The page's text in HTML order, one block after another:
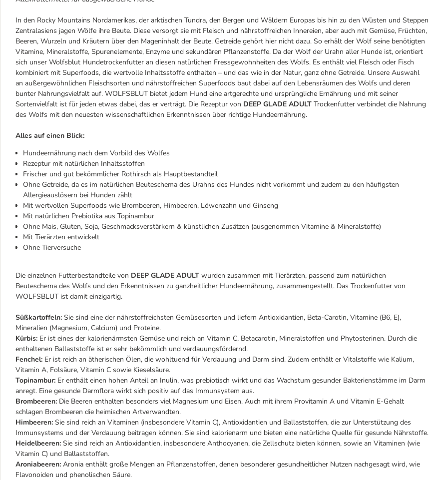
In den Rocky Mountains Nordamerikas, der arktischen Tundra, den Bergen und Wäldern Europas bis hin zu den Wüsten und Steppen
Zentralasiens jagen Wölfe ihre Beute. Diese versorgt sie mit Fleisch und nährstoffreichen Innereien, aber auch mit Gemüse, Früchten,
Beeren, Wurzeln und Kräutern über den Mageninhalt der Beute. Getreide gehört hier nicht dazu. So erhält der Wolf seine benötigten
Vitamine, Mineralstoffe, Spurenelemente, Enzyme und sekundären Pflanzenstoffe. Da der Wolf der Urahn aller Hunde ist, orientiert
sich unser Wolfsblut Hundetrockenfutter an diesen natürlichen Fressgewohnheiten des Wolfs. Es enthält viel Fleisch oder Fisch
kombiniert mit Superfoods, die wertvolle Inhaltsstoffe enthalten – und das wie in der Natur, ganz ohne Getreide. Unsere Auswahl
an außergewöhnlichen Fleischsorten und nährstoffreichen Superfoods baut dabei auf den Lebensräumen des Wolfs und deren
bunter Nahrungsvielfalt auf. WOLFSBLUT bietet jedem Hund eine artgerechte und ursprüngliche Ernährung und mit seiner
Sortenvielfalt ist für jeden etwas dabei, das er verträgt. Die Rezeptur von DEEP GLADE ADULT Trockenfutter verbindet die Nahrung
des Wolfs mit den neuesten wissenschaftlichen Erkenntnissen über richtige Hundeernährung.
Alles auf einen Blick:
Hundeernährung nach dem Vorbild des Wolfes
Rezeptur mit natürlichen Inhaltsstoffen
Frischer und gut bekömmlicher Rothirsch als Hauptbestandteil
Ohne Getreide, da es im natürlichen Beuteschema des Urahns des Hundes nicht vorkommt und zudem zu den häufigsten
Allergieauslösern bei Hunden zählt
Mit wertvollen Superfoods wie Brombeeren, Himbeeren, Löwenzahn und Ginseng
Mit natürlichen Prebiotika aus Topinambur
Ohne Mais, Gluten, Soja, Geschmacksverstärkern & künstlichen Zusätzen (ausgenommen Vitamine & Mineralstoffe)
Mit Tierärzten entwickelt
Ohne Tierversuche
Die einzelnen Futterbestandteile von DEEP GLADE ADULT wurden zusammen mit Tierärzten, passend zum natürlichen
Beuteschema des Wolfs und den Erkenntnissen zu ganzheitlicher Hundeernährung, zusammengestellt. Das Trockenfutter von
WOLFSBLUT ist damit einzigartig.
Süßkartoffeln: Sie sind eine der nährstoffreichsten Gemüsesorten und liefern Antioxidantien, Beta-Carotin, Vitamine (B6, E),
Mineralien (Magnesium, Calcium) und Proteine.
Kürbis: Er ist eines der kalorienärmsten Gemüse und reich an Vitamin C, Betacarotin, Mineralstoffen und Phytosterinen. Durch die
enthaltenen Ballaststoffe ist er sehr bekömmlich und verdauungsfördernd.
Fenchel: Er ist reich an ätherischen Ölen, die wohltuend für Verdauung und Darm sind. Zudem enthält er Vitalstoffe wie Kalium,
Vitamin A, Folsäure, Vitamin C sowie Kieselsäure.
Topinambur: Er enthält einen hohen Anteil an Inulin, was prebiotisch wirkt und das Wachstum gesunder Bakterienstämme im Darm
anregt. Eine gesunde Darmflora wirkt sich positiv auf das Immunsystem aus.
Brombeeren: Die Beeren enthalten besonders viel Magnesium und Eisen. Auch mit ihrem Provitamin A und Vitamin E-Gehalt
schlagen Brombeeren die heimischen Artverwandten.
Himbeeren: Sie sind reich an Vitaminen (insbesondere Vitamin C), Antioxidantien und Ballaststoffen, die zur Unterstützung des
Immunsystems und der Verdauung beitragen können. Sie sind kalorienarm und bieten eine natürliche Quelle für gesunde Nährstoffe.
Heidelbeeren: Sie sind reich an Antioxidantien, insbesondere Anthocyanen, die Zellschutz bieten können, sowie an Vitaminen (wie
Vitamin C) und Ballaststoffen.
Aroniabeeren: Aronia enthält große Mengen an Pflanzenstoffen, denen besonderer gesundheitlicher Nutzen nachgesagt wird, wie
Flavonoiden und phenolischen Säure.